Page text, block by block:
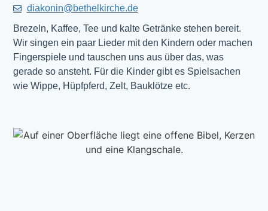
diakonin@bethelkirche.de
Brezeln, Kaffee, Tee und kalte Getränke stehen bereit.
Wir singen ein paar Lieder mit den Kindern oder machen
Fingerspiele und tauschen uns aus über das, was
gerade so ansteht. Für die Kinder gibt es Spielsachen
wie Wippe, Hüpfpferd, Zelt, Bauklötze etc.